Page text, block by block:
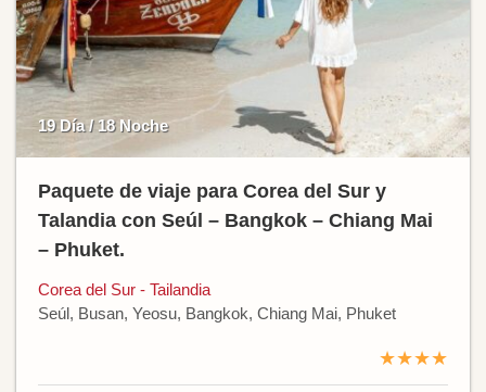
19 Día / 18 Noche
Paquete de viaje para Corea del Sur y
Talandia con Seúl – Bangkok – Chiang Mai
– Phuket.
Corea del Sur - Tailandia
Seúl, Busan, Yeosu, Bangkok, Chiang Mai, Phuket
★★★★